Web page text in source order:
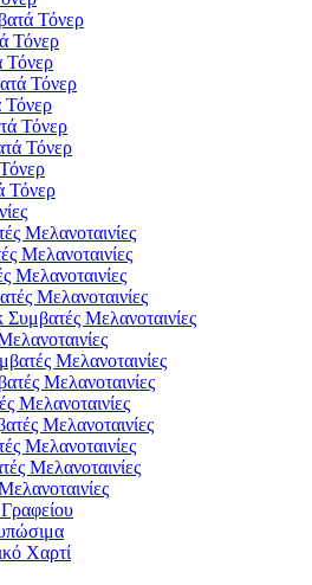
Τόνερ
Τόνερ
Τόνερ
Τόνερ
Τόνερ
Τόνερ
Τόνερ
Τόνερ
Μελανοταινίες
Μελανοταινίες
Μελανοταινίες
Μελανοταινίες
Μελανοταινίες
Μελανοταινίες
Μελανοταινίες
Μελανοταινίες
Μελανοταινίες
Μελανοταινίες
Μελανοταινίες
Χαρτί